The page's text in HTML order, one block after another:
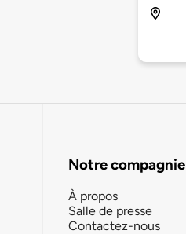
Notre compagnie
À propos
Salle de presse
Contactez-nous